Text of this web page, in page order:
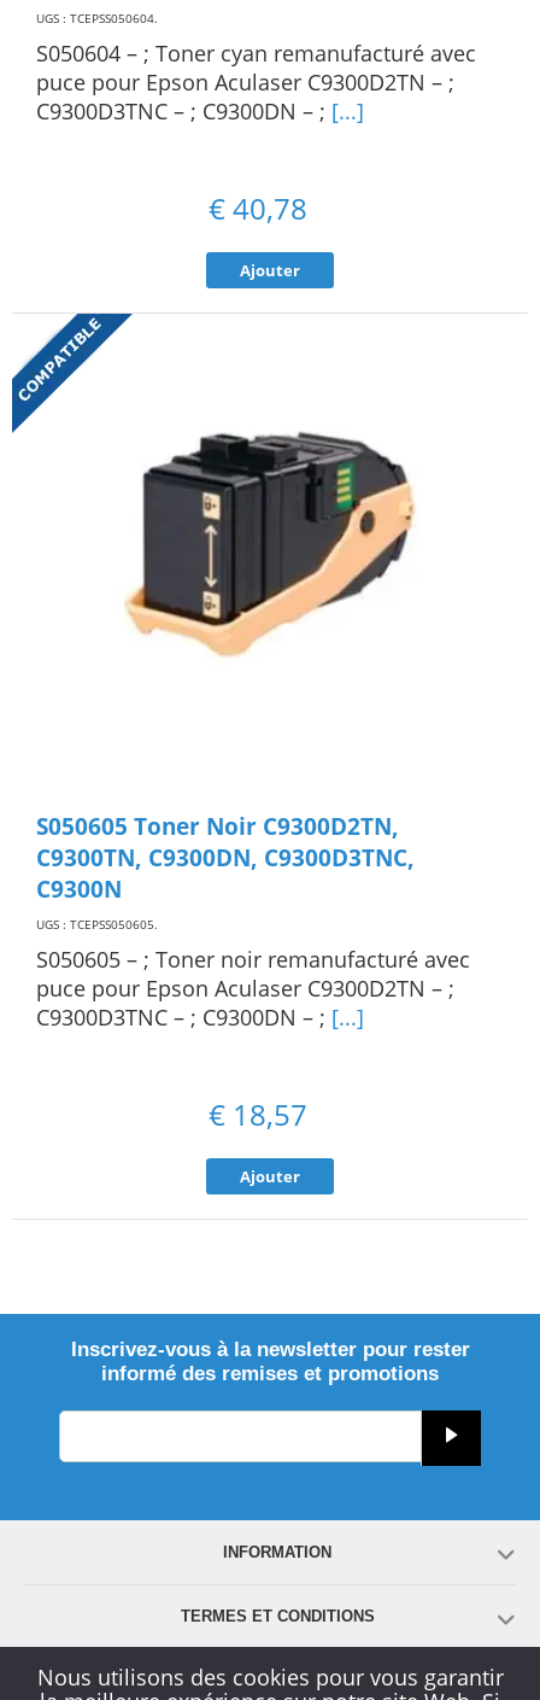
UGS : TCEPSS050604.
S050604 – ; Toner cyan remanufacturé avec
puce pour Epson Aculaser C9300D2TN – ;
C9300D3TNC – ; C9300DN – ; [...]
€40,78
Ajouter
S050605 Toner Noir C9300D2TN,
C9300TN, C9300DN, C9300D3TNC,
C9300N
UGS : TCEPSS050605.
S050605 – ; Toner noir remanufacturé avec
puce pour Epson Aculaser C9300D2TN – ;
C9300D3TNC – ; C9300DN – ; [...]
€ 18,57
Ajouter
Inscrivez-vous à la newsletter pour rester
informé des remises et promotions
INFORMATION
TERMES ET CONDITIONS
COMPTE
Nous utilisons des cookies pour vous garantir